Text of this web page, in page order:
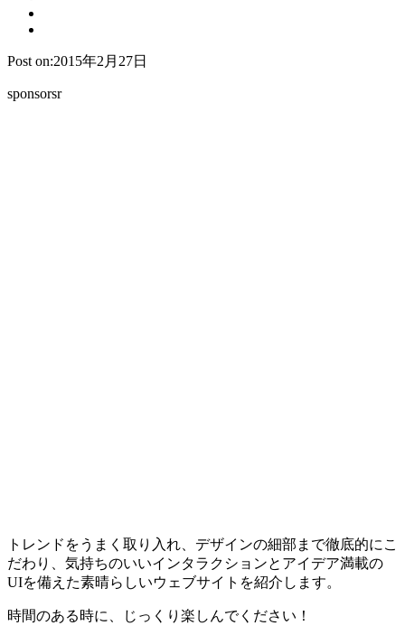
Post on:2015年2月27日
sponsorsr
トレンドをうまく取り入れ、デザインの細部まで徹底的にこ
だわり、気持ちのいいインタラクションとアイデア満載の
UIを備えた素晴らしいウェブサイトを紹介します。
時間のある時に、じっくり楽しんでください！